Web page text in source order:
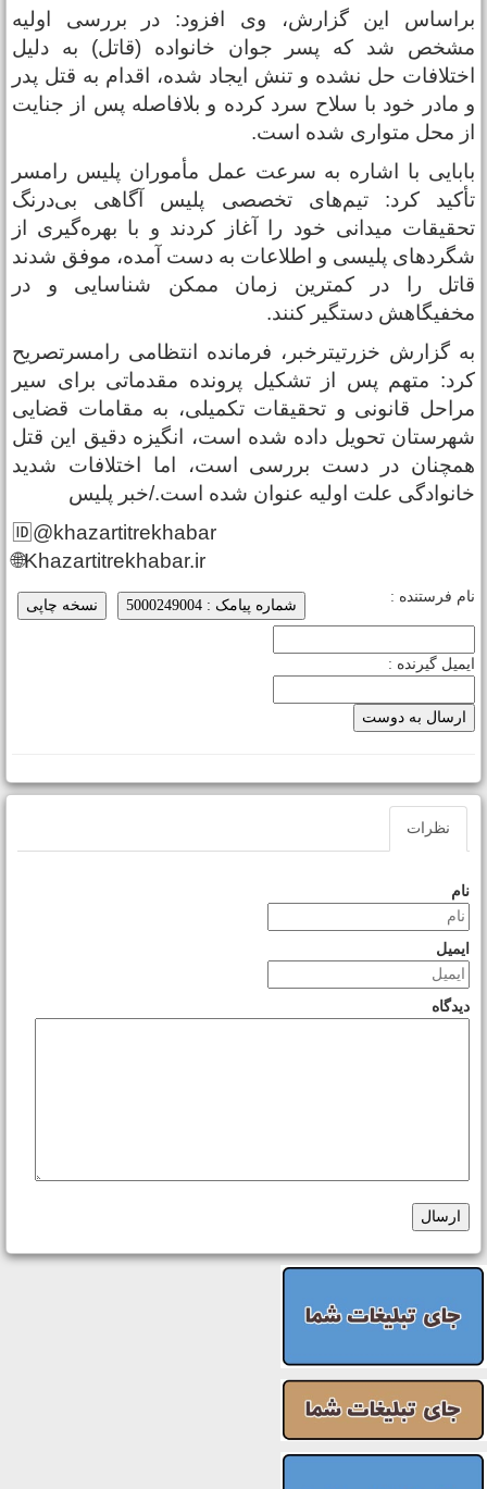
این گزارش، وی افزود: در بررسی اولیه
شد که پسر جوان خانواده (قاتل) به دلیل
حل نشده و تنش ایجاد شده، اقدام به قتل پدر
مادر خود با سلاح سرد کرده و بلافاصله پس از جنایت
محل متواری شده است.
با اشاره به سرعت عمل مأموران پلیس رامسر
کرد: تیم‌های تخصصی پلیس آگاهی بی‌درنگ
میدانی خود را آغاز کردند و با بهره‌گیری از
پلیسی و اطلاعات به ‌دست آمده، موفق شدند
را در کمترین زمان ممکن شناسایی و در
دستگیر کنند.
گزارش خزرتیترخبر، فرمانده انتظامی رامسرتصریح
متهم پس از تشکیل پرونده مقدماتی برای سیر
قانونی و تحقیقات تکمیلی، به مقامات قضایی
تحویل داده شده است، انگیزه دقیق این قتل
در دست بررسی است، اما اختلافات شدید
علت اولیه عنوان شده است./خبر پلیس
🆔@khazartitrekhabar
🌐Khazartitrekhabar.ir
نسخه چاپی شماره پیامک : 5000249004
فرستنده :
گیرنده :
نظرات
نام
ایمیل
دیدگاه
ارسال